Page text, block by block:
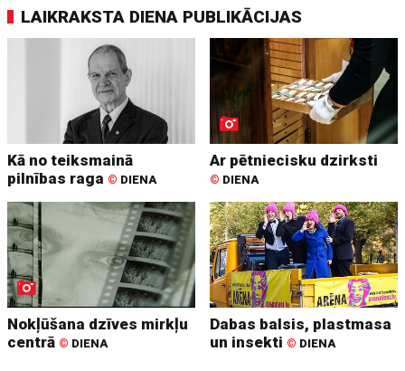
LAIKRAKSTA DIENA PUBLIKĀCIJAS
Kā no teiksmainā
pilnības raga © DIENA
Ar pētniecisku dzirksti
© DIENA
Nokļūšana dzīves mirkļu
centrā © DIENA
Dabas balsis, plastmasa
un insekti © DIENA